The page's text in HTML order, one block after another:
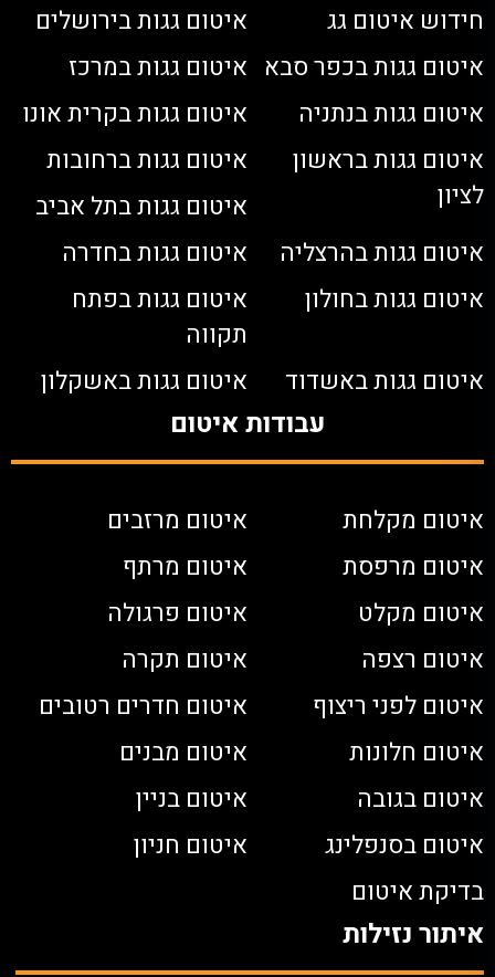
חידוש איטום גג
איטום גגות בירושלים
איטום גגות בכפר סבא איטום גגות במרכז
איטום גגות בנתניה
איטום גגות בקרית אונו
איטום גגות בראשון
לציון
איטום גגות ברחובות
איטום גגות בתל אביב
איטום גגות בהרצליה
איטום גגות בחדרה
איטום גגות בחולון
איטום גגות בפתח
תקווה
איטום גגות באשדוד
איטום גגות באשקלון
עבודות איטום
איטום מקלחת
איטום מרזבים
איטום מרפסת
איטום מרתף
איטום מקלט
איטום פרגולה
איטום רצפה
איטום תקרה
איטום לפני ריצוף
איטום חדרים רטובים
איטום חלונות
איטום מבנים
איטום בגובה
איטום בניין
איטום בסנפלינג
איטום חניון
בדיקת איטום
איתור נזילות